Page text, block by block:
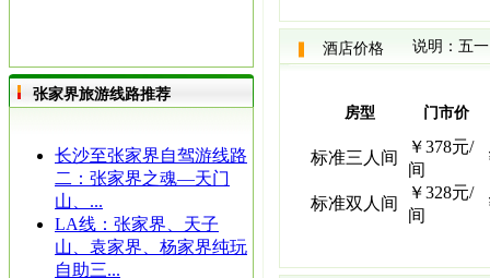
张家界旅游线路推荐
长沙至张家界自驾游线路
二：张家界之魂—天门
山、...
LA线：张家界、天子
山、袁家界、杨家界纯玩
自助三...
酒店价格 说明：五一
房型 门市价
标准三人间
￥378元/
间
标准双人间
￥328元/
间